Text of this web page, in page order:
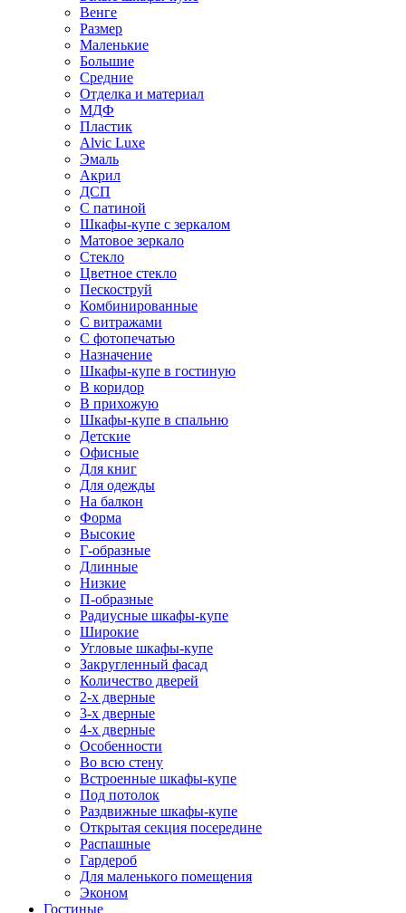
Венге
Размер
Маленькие
Большие
Средние
Отделка и материал
МДФ
Пластик
Alvic Luxe
Эмаль
Акрил
ДСП
С патиной
Шкафы-купе с зеркалом
Матовое зеркало
Стекло
Цветное стекло
Пескоструй
Комбинированные
С витражами
С фотопечатью
Назначение
Шкафы-купе в гостиную
В коридор
В прихожую
Шкафы-купе в спальню
Детские
Офисные
Для книг
Для одежды
На балкон
Форма
Высокие
Г-образные
Длинные
Низкие
П-образные
Радиусные шкафы-купе
Широкие
Угловые шкафы-купе
Закругленный фасад
Количество дверей
2-х дверные
3-х дверные
4-х дверные
Особенности
Во всю стену
Встроенные шкафы-купе
Под потолок
Раздвижные шкафы-купе
Открытая секция посередине
Распашные
Гардероб
Для маленького помещения
Эконом
Гостиные